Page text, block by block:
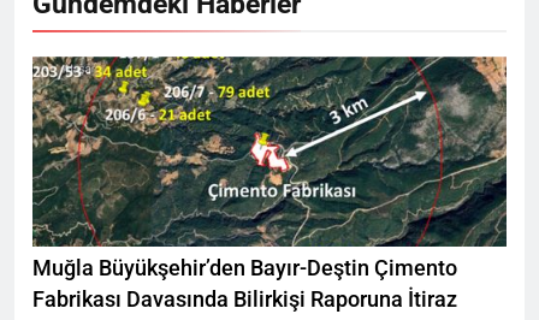
Muğla Büyükşehir’den Bayır-Deştin Çimento
Fabrikası Davasında Bilirkişi Raporuna İtiraz